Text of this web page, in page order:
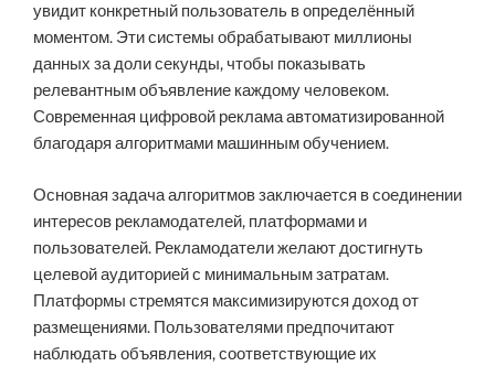
увидит конкретный пользователь в определённый
моментом. Эти системы обрабатывают миллионы
данных за доли секунды, чтобы показывать
релевантным объявление каждому человеком.
Современная цифровой реклама автоматизированной
благодаря алгоритмами машинным обучением.
Основная задача алгоритмов заключается в соединении
интересов рекламодателей, платформами и
пользователей. Рекламодатели желают достигнуть
целевой аудиторией с минимальным затратам.
Платформы стремятся максимизируются доход от
размещениями. Пользователями предпочитают
наблюдать объявления, соответствующие их